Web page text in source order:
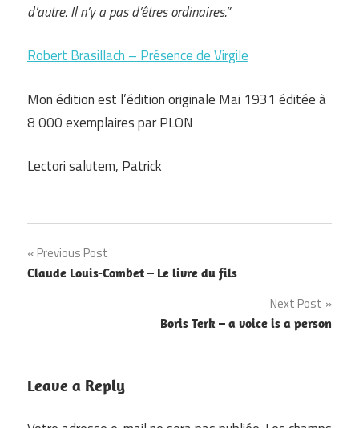
d’autre. Il n’y a pas d’êtres ordinaires.”
Robert Brasillach – Présence de Virgile
Mon édition est l’édition originale Mai 1931 éditée à
8 000 exemplaires par PLON
Lectori salutem, Patrick
Navigation
de
Previous Post
Claude Louis-Combet – Le livre du fils
Next Post
Boris Terk – a voice is a person
Leave a Reply